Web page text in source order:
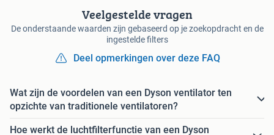
Veelgestelde vragen
De onderstaande waarden zijn gebaseerd op je zoekopdracht en de
ingestelde filters
Deel opmerkingen over deze FAQ
Wat zijn de voordelen van een Dyson ventilator ten
opzichte van traditionele ventilatoren?
Hoe werkt de luchtfilterfunctie van een Dyson